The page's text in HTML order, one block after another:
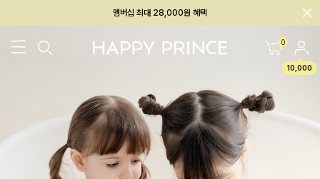
회원전용 아울렛, 가입하면 ~60% 할인!
0
10,000